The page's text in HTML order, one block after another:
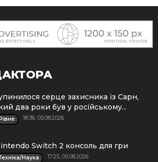
серце захисника із Сарн,
два роки був у російському...
Рівне 18:36, 05.08.2026
Switch 2 консоль для гри
Наука 17:25, 05.08.2026